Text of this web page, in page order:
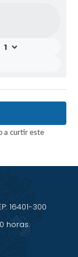
a curtir este
16401-300
horas.